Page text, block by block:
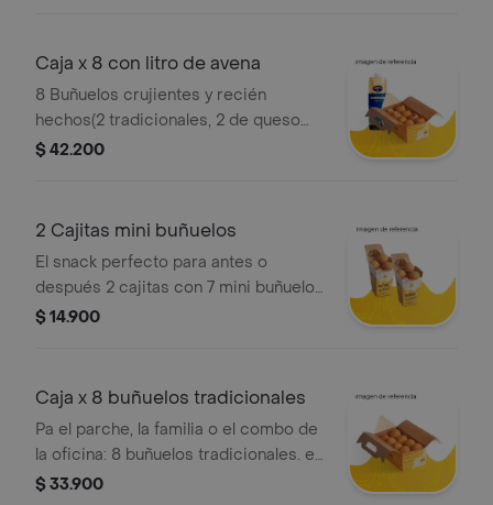
Caja x 8 con litro de avena
8 Buñuelos crujientes y recién
hechos(2 tradicionales, 2 de queso
mozzarella y 4 rellenos a tu gusto) +
$ 42.200
2 Cajitas mini buñuelos
El snack perfecto para antes o
después 2 cajitas con 7 mini buñuelos
cada una + su topping a elección. pa
$ 14.900
Caja x 8 buñuelos tradicionales
Pa el parche, la familia o el combo de
la oficina: 8 buñuelos tradicionales. el
clásico que nunca falla.
$ 33.900